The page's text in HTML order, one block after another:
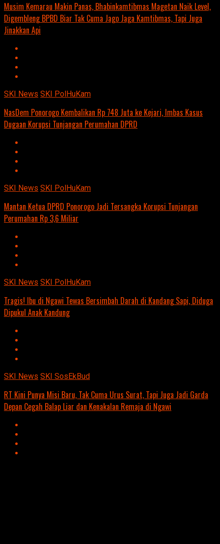
Musim Kemarau Makin Panas, Bhabinkamtibmas Magetan Naik Level,
Digembleng BPBD Biar Tak Cuma Jago Jaga Kamtibmas, Tapi Juga
Jinakkan Api
SKI News SKI PolHuKam
NasDem Ponorogo Kembalikan Rp 748 Juta ke Kejari, Imbas Kasus
Dugaan Korupsi Tunjangan Perumahan DPRD
SKI News SKI PolHuKam
Mantan Ketua DPRD Ponorogo Jadi Tersangka Korupsi Tunjangan
Perumahan Rp 3,6 Miliar
SKI News SKI PolHuKam
Tragis! Ibu di Ngawi Tewas Bersimbah Darah di Kandang Sapi, Diduga
Dipukul Anak Kandung
SKI News SKI SosEkBud
RT Kini Punya Misi Baru, Tak Cuma Urus Surat, Tapi Juga Jadi Garda
Depan Cegah Balap Liar dan Kenakalan Remaja di Ngawi